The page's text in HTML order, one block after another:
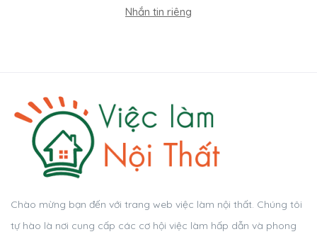
Nhắn tin riêng
Chào mừng bạn đến với trang web việc làm nội thất. Chúng tôi
tự hào là nơi cung cấp các cơ hội việc làm hấp dẫn và phong